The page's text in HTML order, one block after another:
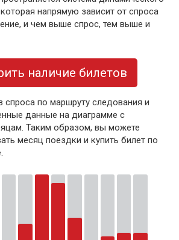
напрямую зависит от спроса
и чем выше спрос, тем выше и
наличие билетов
спроса по маршруту следования и
данные на диаграмме с
Таким образом, вы можете
месяц поездки и купить билет по